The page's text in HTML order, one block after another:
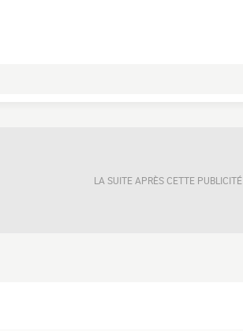
LA SUITE APRÈS CETTE PUBLICITÉ